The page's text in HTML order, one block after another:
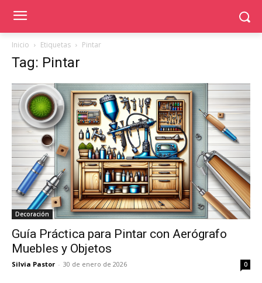
Inicio Etiquetas Pintar
Tag: Pintar
Decoración
Guía Práctica para Pintar con Aerógrafo
Muebles y Objetos
Silvia Pastor - 30 de enero de 2026 0